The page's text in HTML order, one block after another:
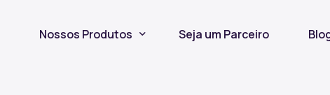
Nossos Produtos Seja um Parceiro